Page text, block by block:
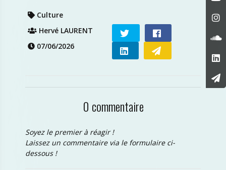
Culture
Hervé LAURENT
07/06/2026
0 commentaire
Soyez le premier à réagir !
Laissez un commentaire via le formulaire ci-
dessous !